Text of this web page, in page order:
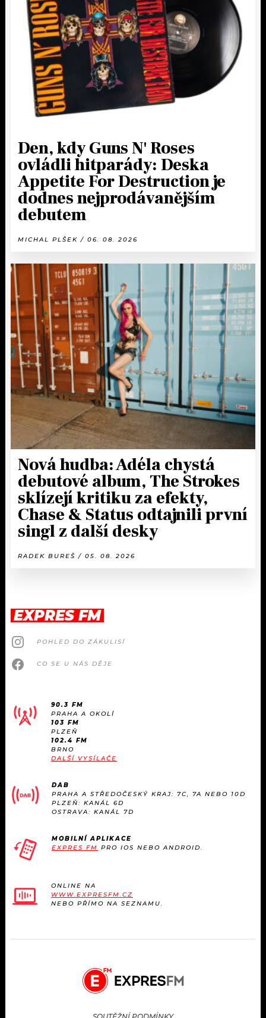
Den, kdy Guns N' Roses
ovládli hitparády: Deska
Appetite For Destruction je
dodnes nejprodávanějším
debutem
MICHAL PLŠEK / 06. 08. 2026
Nová hudba: Adéla chystá
debutové album, The Strokes
sklízejí kritiku za efekty,
Chase & Status odtajnili první
singl z další desky
RADEK BUREŠ / 05. 08. 2026
EXPRES FM
POHLED DO ZÁKULISÍ
CO SE U NÁS DĚJE
90.3 FM
PRAHA A OKOLÍ
103 FM
PLZEŇ
102.4 FM
BRNO
DALŠÍ VYSÍLAČE
DAB
PRAHA A STŘEDOČESKÝ KRAJ: 7C, 7A NEBO 10D
PLZEŇ: KANÁL 6D
OSTRAVA: KANÁL 7D
MOBILNÍ APLIKACE
EXPRES FM PRO IOS NEBO ANDROID.
ONLINE NA
WWW.EXPRESFM.CZ
NEBO PŘÍMO NA SEZNAMU.